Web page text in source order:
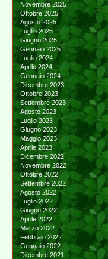
Novembre 2025
Ottobre 2025
Agosto 2025
Luglio 2025
Giugno 2025
Gennaio 2025
Luglio 2024
Aprile 2024
Gennaio 2024
Dicembre 2023
Ottobre 2023
Settembre 2023
Agosto 2023
Luglio 2023
Giugno 2023
Maggio 2023
Aprile 2023
Dicembre 2022
Novembre 2022
Ottobre 2022
Settembre 2022
Agosto 2022
Luglio 2022
Giugno 2022
Aprile 2022
Marzo 2022
Febbraio 2022
Gennaio 2022
Dicembre 2021